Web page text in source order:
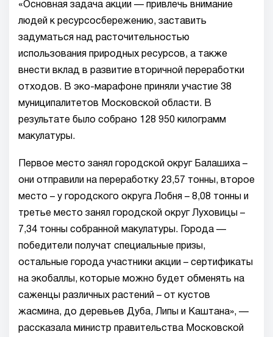
«Основная задача акции — привлечь внимание
людей к ресурсосбережению, заставить
задуматься над расточительностью
использования природных ресурсов, а также
внести вклад в развитие вторичной переработки
отходов. В эко-марафоне приняли участие 38
муниципалитетов Московской области. В
результате было собрано 128 950 килограмм
макулатуры.
Первое место занял городской округ Балашиха –
они отправили на переработку 23,57 тонны, второе
место – у городского округа Лобня – 8,08 тонны и
третье место занял городской округ Луховицы –
7,34 тонны собранной макулатуры. Города —
победители получат специальные призы,
остальные города участники акции – сертификаты
на экобаллы, которые можно будет обменять на
саженцы различных растений – от кустов
жасмина, до деревьев Дуба, Липы и Каштана», —
рассказала министр правительства Московской